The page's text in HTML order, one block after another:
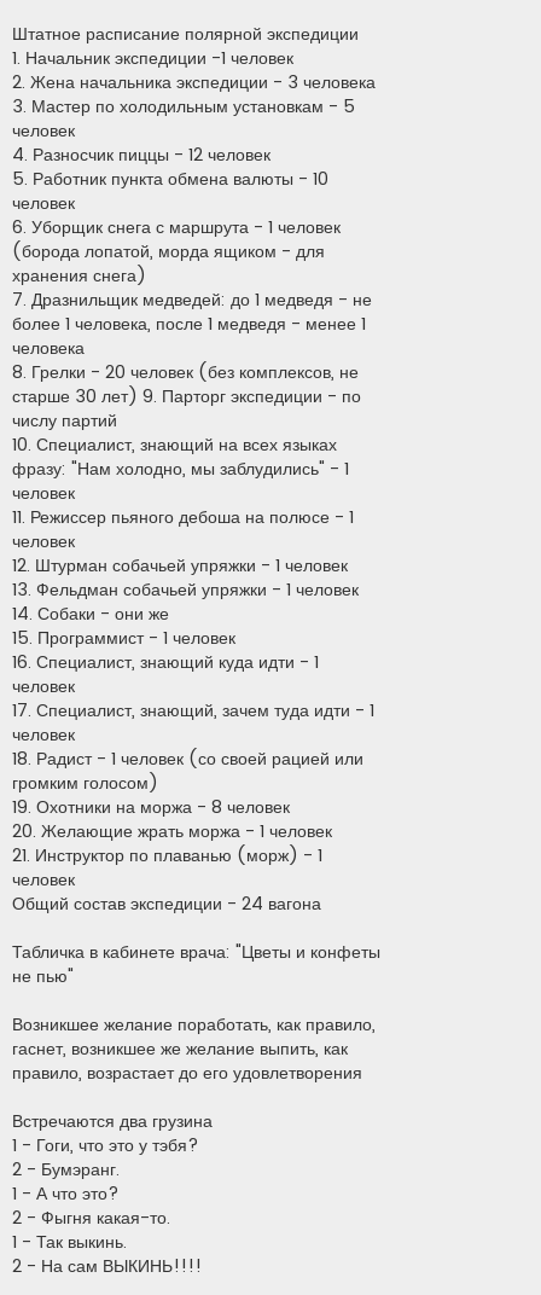
Штатное расписание полярной экспедиции
1. Начальник экспедиции -1 человек
2. Жена начальника экспедиции - 3 человека
3. Мастер по холодильным установкам - 5
человек
4. Разносчик пиццы - 12 человек
5. Работник пункта обмена валюты - 10
человек
6. Уборщик снега с маршрута - 1 человек
(борода лопатой, морда ящиком - для
хранения снега)
7. Дразнильщик медведей: до 1 медведя - не
более 1 человека, после 1 медведя - менее 1
человека
8. Грелки - 20 человек (без комплексов, не
старше 30 лет) 9. Парторг экспедиции - по
числу партий
10. Специалист, знающий на всех языках
фразу: "Нам холодно, мы заблудились" - 1
человек
11. Режиссер пьяного дебоша на полюсе - 1
человек
12. Штурман собачьей упряжки - 1 человек
13. Фельдман собачьей упряжки - 1 человек
14. Собаки - они же
15. Программист - 1 человек
16. Специалист, знающий куда идти - 1
человек
17. Специалист, знающий, зачем туда идти - 1
человек
18. Радист - 1 человек (со своей рацией или
громким голосом)
19. Охотники на моржа - 8 человек
20. Желающие жрать моржа - 1 человек
21. Инструктор по плаванью (морж) - 1
человек
Общий состав экспедиции - 24 вагона
Табличка в кабинете врача: "Цветы и конфеты
не пью"
Возникшее желание поработать, как правило,
гаснет, возникшее же желание выпить, как
правило, возрастает до его удовлетворения
Встречаются два грузина
1 - Гоги, что это у тэбя?
2 - Бумэранг.
1 - А что это?
2 - Фыгня какая-то.
1 - Так выкинь.
2 - На сам ВЫКИНЬ!!!!